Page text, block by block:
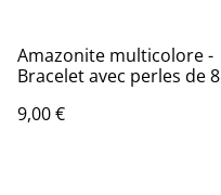
Amazonite multicolore -
Bracelet avec perles de 8
9,00 €